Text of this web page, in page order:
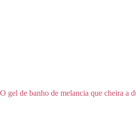
O gel de banho de melancia que cheira a